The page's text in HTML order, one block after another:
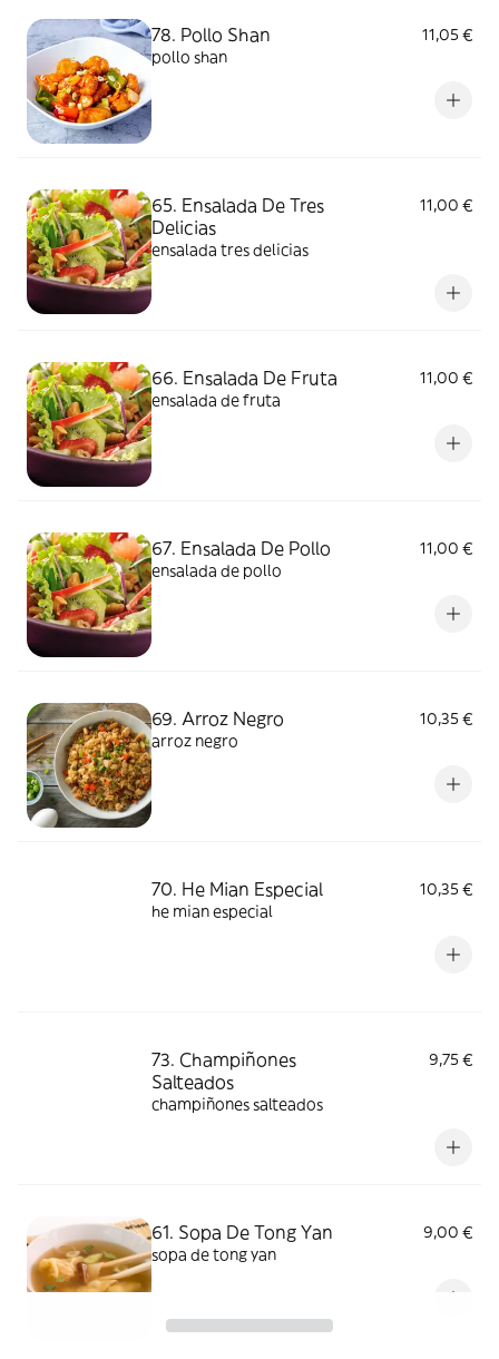
78. Pollo Shan
11,05 €
pollo shan
65. Ensalada De Tres
Delicias
11,00 €
ensalada tres delicias
66. Ensalada De Fruta
11,00 €
ensalada de fruta
67. Ensalada De Pollo
11,00 €
ensalada de pollo
69. Arroz Negro
10,35 €
arroz negro
70. He Mian Especial
10,35 €
he mian especial
73. Champiñones
Salteados
9,75 €
champiñones salteados
61. Sopa De Tong Yan
9,00 €
sopa de tong yan